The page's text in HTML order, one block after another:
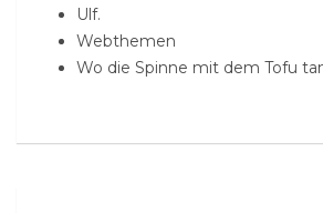
Ulf.
Webthemen
Wo die Spinne mit dem Tofu